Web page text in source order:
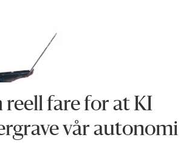
reell fare for at KI
vår autonomi